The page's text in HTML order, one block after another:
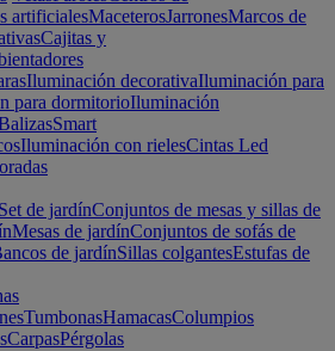
artificialesMaceterosJarronesMarcos de
Cajitas y
Iluminación decorativaIluminación para
para dormitorioIluminación
Smart
Iluminación con rielesCintas Led
Set de jardínConjuntos de mesas y sillas de
Mesas de jardínConjuntos de sofás de
de jardínSillas colgantesEstufas de
TumbonasHamacasColumpios
CarpasPérgolas